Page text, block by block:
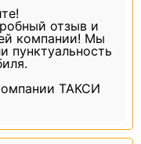
отзыв и
компании! Мы
пунктуальность
ТАКСИ
и/
данных,